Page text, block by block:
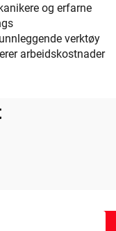
og erfarne
verktøy
arbeidskostnader